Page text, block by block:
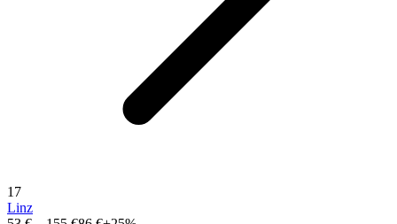
17
Linz